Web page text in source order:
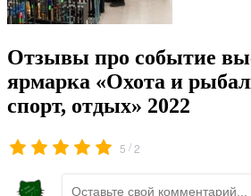
Отзывы про событие
ярмарка «Охота и
спорт, отдых» 2022
5 /2